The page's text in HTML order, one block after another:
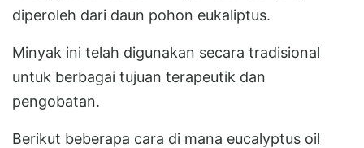
diperoleh dari daun pohon eukaliptus.
Minyak ini telah digunakan secara tradisional
untuk berbagai tujuan terapeutik dan
pengobatan.
Berikut beberapa cara di mana eucalyptus oil